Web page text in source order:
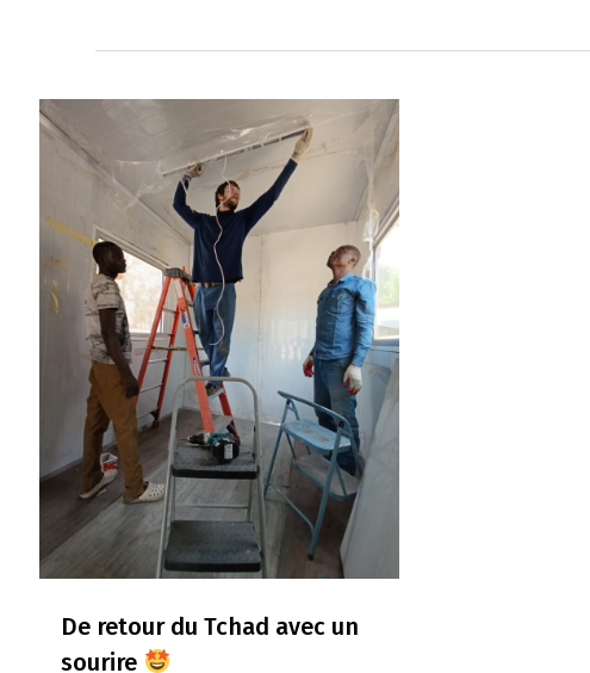
De retour du Tchad avec un
sourire